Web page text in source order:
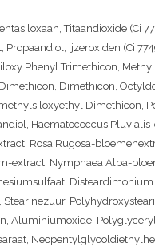
Titaandioxide (Ci
Ijzeroxiden (Ci
Phenyl Trimethicon,
Dimethicon,
Dimethicon,
Haematococcus
Rosa Rugosa-
extract, Nymphaea Alba-
Disteardimonium
Aluminiumoxide,